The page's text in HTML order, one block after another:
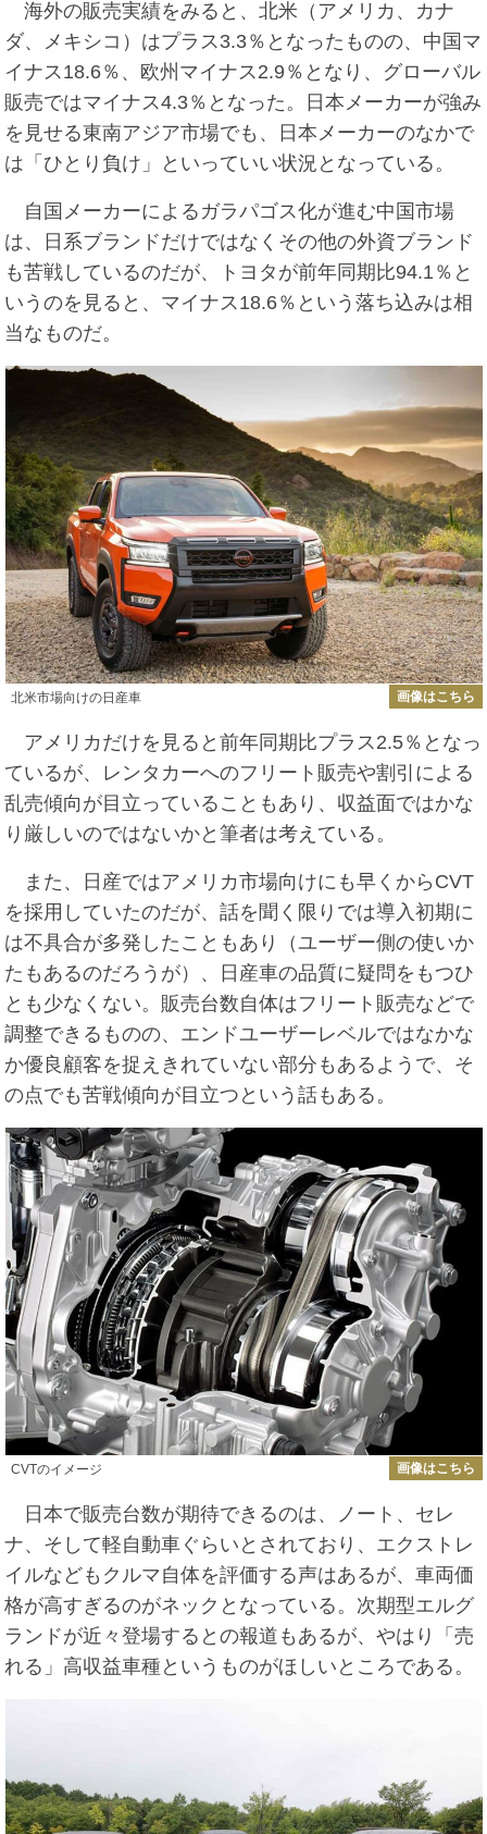
海外の販売実績をみると、北米（アメリカ、カナ
ダ、メキシコ）はプラス3.3％となったものの、中国マ
イナス18.6％、欧州マイナス2.9％となり、グローバル
販売ではマイナス4.3％となった。日本メーカーが強み
を見せる東南アジア市場でも、日本メーカーのなかで
は「ひとり負け」といっていい状況となっている。
自国メーカーによるガラパゴス化が進む中国市場
は、日系ブランドだけではなくその他の外資ブランド
も苦戦しているのだが、トヨタが前年同期比94.1％と
いうのを見ると、マイナス18.6％という落ち込みは相
当なものだ。
北米市場向けの日産車 画像はこちら
アメリカだけを見ると前年同期比プラス2.5％となっ
ているが、レンタカーへのフリート販売や割引による
乱売傾向が目立っていることもあり、収益面ではかな
り厳しいのではないかと筆者は考えている。
また、日産ではアメリカ市場向けにも早くからCVT
を採用していたのだが、話を聞く限りでは導入初期に
は不具合が多発したこともあり（ユーザー側の使いか
たもあるのだろうが）、日産車の品質に疑問をもつひ
とも少なくない。販売台数自体はフリート販売などで
調整できるものの、エンドユーザーレベルではなかな
か優良顧客を捉えきれていない部分もあるようで、そ
の点でも苦戦傾向が目立つという話もある。
CVTのイメージ 画像はこちら
日本で販売台数が期待できるのは、ノート、セレ
ナ、そして軽自動車ぐらいとされており、エクストレ
イルなどもクルマ自体を評価する声はあるが、車両価
格が高すぎるのがネックとなっている。次期型エルグ
ランドが近々登場するとの報道もあるが、やはり「売
れる」高収益車種というものがほしいところである。